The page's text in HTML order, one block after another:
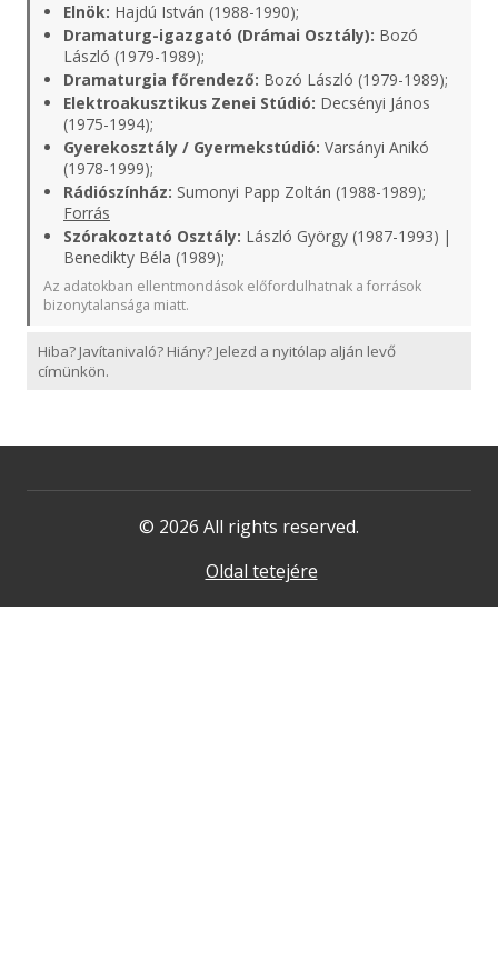
Elnök: Hajdú István (1988-1990);
Dramaturg-igazgató (Drámai Osztály): Bozó
László (1979-1989);
Dramaturgia főrendező: Bozó László (1979-1989);
Elektroakusztikus Zenei Stúdió: Decsényi János
(1975-1994);
Gyerekosztály / Gyermekstúdió: Varsányi Anikó
(1978-1999);
Rádiószínház: Sumonyi Papp Zoltán (1988-1989);
Forrás
Szórakoztató Osztály: László György (1987-1993) |
Benedikty Béla (1989);
Az adatokban ellentmondások előfordulhatnak a források
bizonytalansága miatt.
Hiba? Javítanivaló? Hiány? Jelezd a nyitólap alján levő
címünkön.
© 2026 All rights reserved.
Oldal tetejére